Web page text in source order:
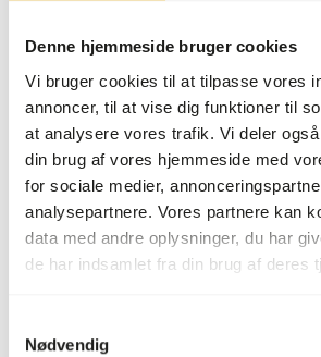
Denne hjemmeside bruger cookies
Vi bruger cookies til at tilpasse vores
annoncer, til at vise dig funktioner til
at analysere vores trafik. Vi deler
din brug af vores hjemmeside med
for sociale medier,
analysepartnere. Vores partnere kan
data med andre oplysninger, du har
de har indsamlet fra din brug af deres
Nødvendig
Mere information
SUCCESS
PÅ LAGER